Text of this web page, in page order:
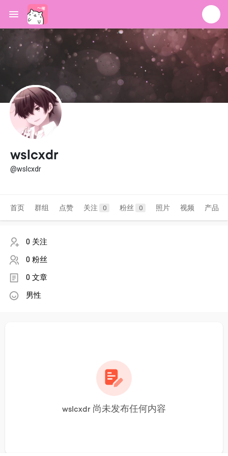
wslcxdr
@wslcxdr
首页 群组 点赞 关注 0 粉丝 0 照片 视频 产品
0 关注
0 粉丝
0 文章
男性
wslcxdr 尚未发布任何内容